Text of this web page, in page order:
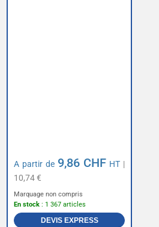
A partir de 9,86 CHF HT |
10,74 €
Marquage non compris
En stock : 1 367 articles
DEVIS EXPRESS